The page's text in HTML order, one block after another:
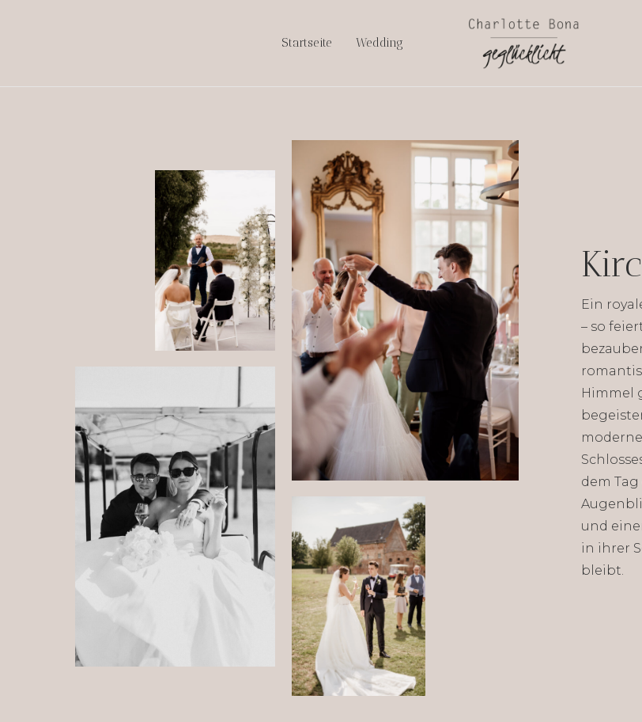
Startseite Wedding
Cindy &
Ein
– so
Himmel
dem
und
in ihrer
bleibt.